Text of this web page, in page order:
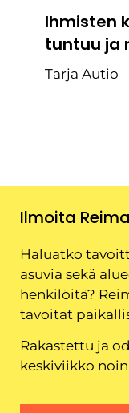
Ihmisten
tuntuu ja
Tarja Autio
Ilmoita
Haluatko
asuvia sekä
henkilöitä?
tavoitat
Rakastettu ja
keskiviikko